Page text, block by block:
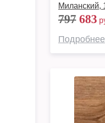
Миланский,
797 683
Подробнее